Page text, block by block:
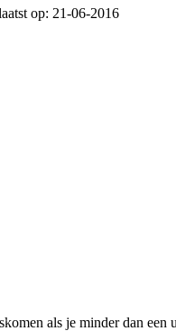
op: 21-06-2016
als je minder dan een